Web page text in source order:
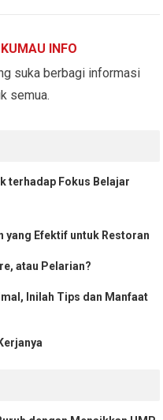
KUMAU INFO
suka berbagi informasi
semua.
terhadap Fokus Belajar
yang Efektif untuk Restoran
atau Pelarian?
Inilah Tips dan Manfaat